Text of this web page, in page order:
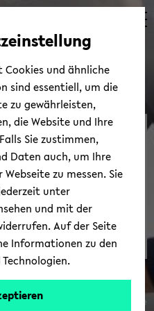
La­bo­re
© Clara Wrede
Cookies und ähnliche
sind essentiell, um die
zu gewährleisten,
die Website und Ihre
Sie zustimmen,
Daten auch, um Ihre
zu messen. Sie
unter
und mit der
Auf der Seite
Informationen zu den